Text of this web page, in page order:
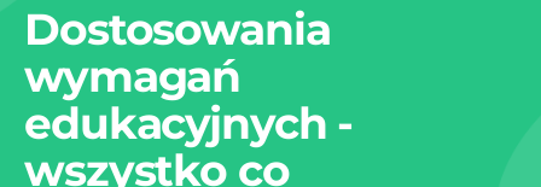
Dostosowania
wymagań
edukacyjnych -
wszystko co